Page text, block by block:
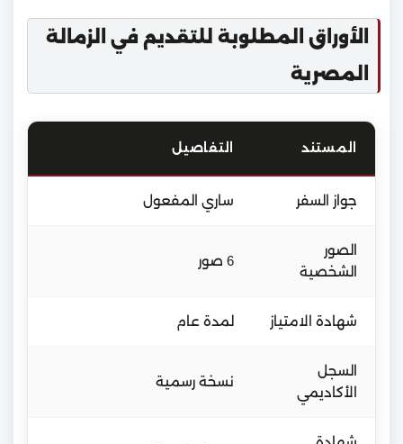
الأوراق المطلوبة للتقديم في الزمالة
المصرية
المستند التفاصيل
جواز السفر ساري المفعول
الصور
الشخصية
6 صور
شهادة الامتياز لمدة عام
السجل
الأكاديمي
نسخة رسمية